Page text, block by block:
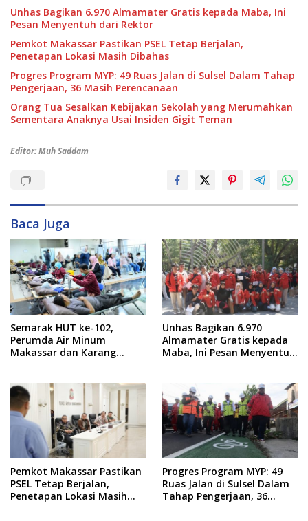
Unhas Bagikan 6.970 Almamater Gratis kepada Maba, Ini
Pesan Menyentuh dari Rektor
Pemkot Makassar Pastikan PSEL Tetap Berjalan,
Penetapan Lokasi Masih Dibahas
Progres Program MYP: 49 Ruas Jalan di Sulsel Dalam Tahap
Pengerjaan, 36 Masih Perencanaan
Orang Tua Sesalkan Kebijakan Sekolah yang Merumahkan
Sementara Anaknya Usai Insiden Gigit Teman
Editor: Muh Saddam
Baca Juga
Semarak HUT ke-102,
Perumda Air Minum
Makassar dan Karang
Unhas Bagikan 6.970
Almamater Gratis kepada
Maba, Ini Pesan Menyentuh
Pemkot Makassar Pastikan
PSEL Tetap Berjalan,
Penetapan Lokasi Masih
Progres Program MYP: 49
Ruas Jalan di Sulsel Dalam
Tahap Pengerjaan, 36